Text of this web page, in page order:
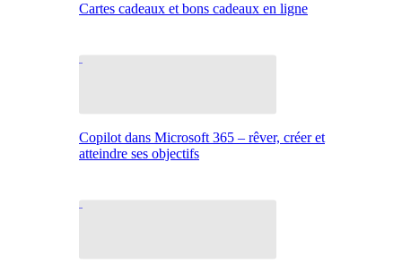
Cartes cadeaux et bons cadeaux en ligne
Copilot dans Microsoft 365 – rêver, créer et
atteindre ses objectifs